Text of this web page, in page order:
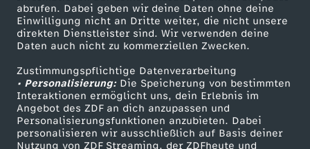
abrufen. Dabei geben wir deine Daten ohne deine
Einwilligung nicht an Dritte weiter, die nicht unsere
direkten Dienstleister sind. Wir verwenden deine
Daten auch nicht zu kommerziellen Zwecken.
Zustimmungspflichtige Datenverarbeitung
• Personalisierung:Die Speicherung von bestimmten
Interaktionen ermöglicht uns, dein Erlebnis im
Angebot des ZDF an dich anzupassen und
Personalisierungsfunktionen anzubieten. Dabei
personalisieren wir ausschließlich auf Basis deiner
Nutzung von ZDF Streaming, der ZDFheute und
n
d
F
r
ZDF-Apps
Smart TV
ZDFtext
Livestreams
Sendungen A-Z
TV-Programm
ZDFmitreden
Kontakt zum ZDF
Tickets
Zuschauerservice
Hilfe